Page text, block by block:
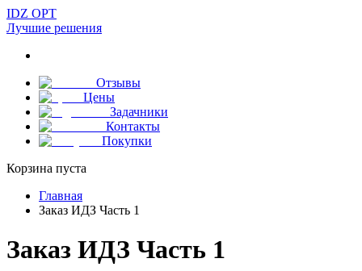
IDZ OPT
Лучшие решения
Отзывы
Цены
Задачники
Контакты
Покупки
Корзина пуста
Главная
Заказ ИДЗ Часть 1
Заказ ИДЗ Часть 1